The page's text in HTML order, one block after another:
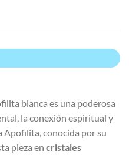
blanca es una poderosa
la conexión espiritual y
Apofilita, conocida por su
pieza en cristales